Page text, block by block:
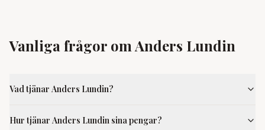
Vanliga frågor om Anders Lundin
Vad tjänar Anders Lundin?
Hur tjänar Anders Lundin sina pengar?